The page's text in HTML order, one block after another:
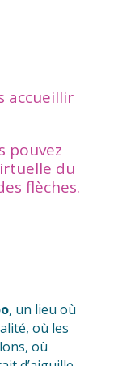
accueillir
pouvez
du
flèches.
, un lieu où
où les
où